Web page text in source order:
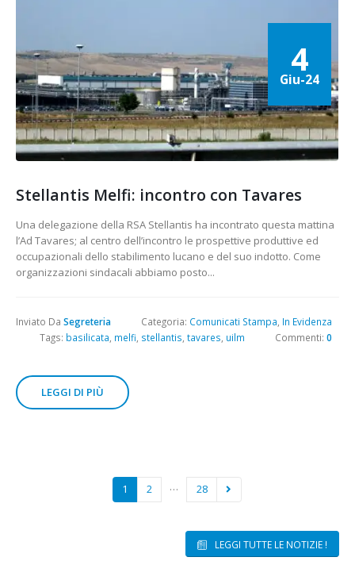
4
Giu-24
Stellantis Melfi: incontro con Tavares
Una delegazione della RSA Stellantis ha incontrato questa mattina
l’Ad Tavares; al centro dell’incontro le prospettive produttive ed
occupazionali dello stabilimento lucano e del suo indotto. Come
organizzazioni sindacali abbiamo posto...
Inviato Da Segreteria Categoria: Comunicati Stampa In Evidenza
Tags: basilicata melfi stellantis tavares uilm Commenti: 0
LEGGI DI PIÙ
1 2 … 28
LEGGI TUTTE LE NOTIZIE !